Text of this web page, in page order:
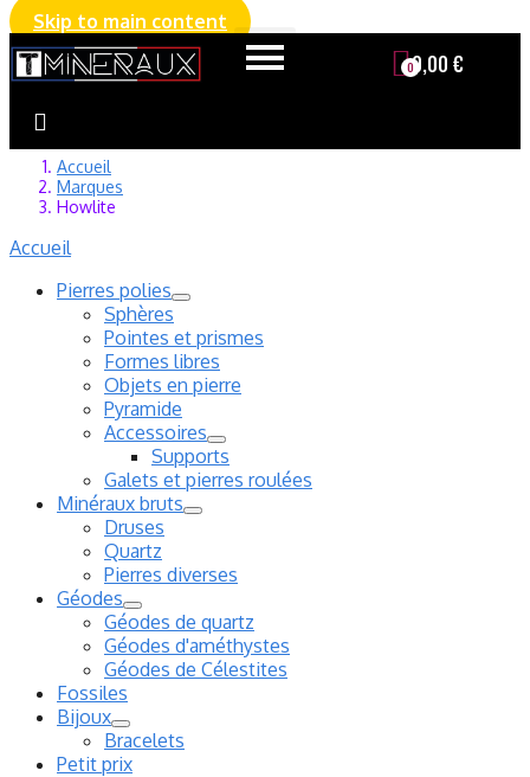
Skip to main content
0,00 €
Accueil
Marques
Howlite
Accueil
Pierres polies
Sphères
Pointes et prismes
Formes libres
Objets en pierre
Pyramide
Accessoires
Supports
Galets et pierres roulées
Minéraux bruts
Druses
Quartz
Pierres diverses
Géodes
Géodes de quartz
Géodes d'améthystes
Géodes de Célestites
Fossiles
Bijoux
Bracelets
Petit prix